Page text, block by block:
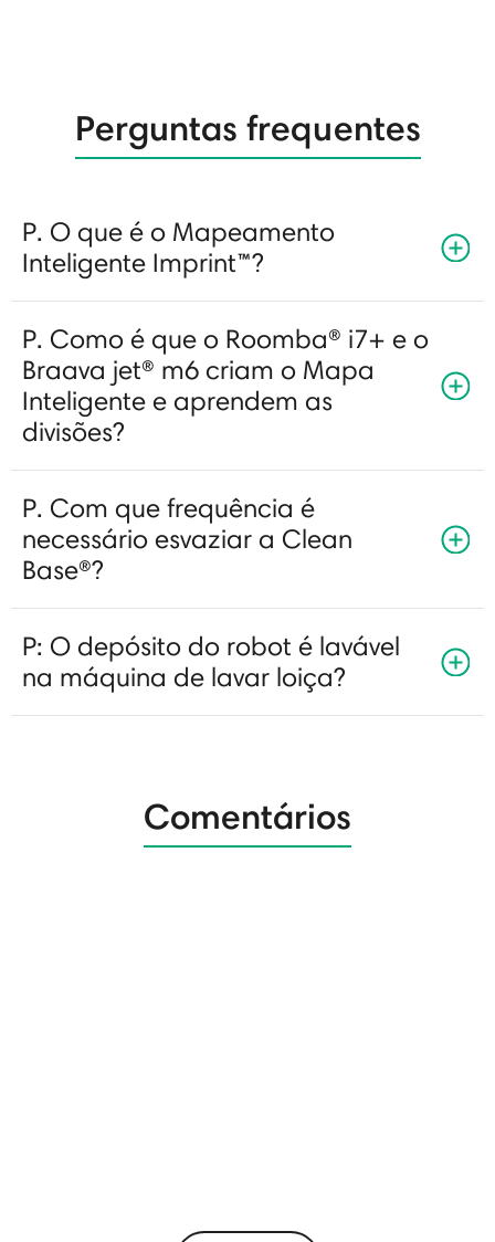
Perguntas frequentes
P. O que é o Mapeamento
Inteligente Imprint™?
P. Como é que o Roomba® i7+ e o
Braava jet® m6 criam o Mapa
Inteligente e aprendem as
divisões?
P. Com que frequência é
necessário esvaziar a Clean
Base®?
P: O depósito do robot é lavável
na máquina de lavar loiça?
Comentários